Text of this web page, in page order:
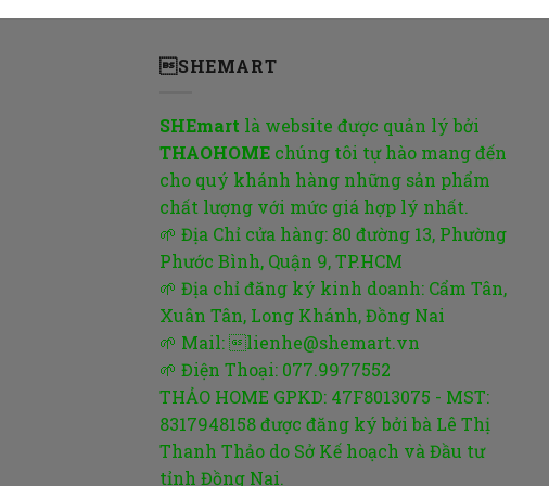
SHEMART
SHEmart là website được quản lý bởi
THAOHOME chúng tôi tự hào mang đến
cho quý khánh hàng những sản phẩm
chất lượng với mức giá hợp lý nhất.
🌱 Địa Chỉ cửa hàng: 80 đường 13, Phường
Phước Bình, Quận 9, TP.HCM
🌱 Địa chỉ đăng ký kinh doanh: Cẩm Tân,
Xuân Tân, Long Khánh, Đồng Nai
🌱 Mail: lienhe@shemart.vn
🌱 Điện Thoại: 077.9977552
THẢO HOME GPKD: 47F8013075 - MST:
8317948158 được đăng ký bởi bà Lê Thị
Thanh Thảo do Sở Kế hoạch và Đầu tư
tỉnh Đồng Nai.